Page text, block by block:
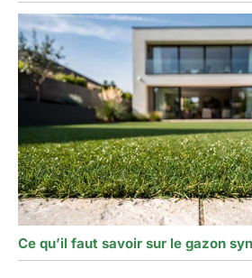
Ce qu’il faut savoir sur le gazon